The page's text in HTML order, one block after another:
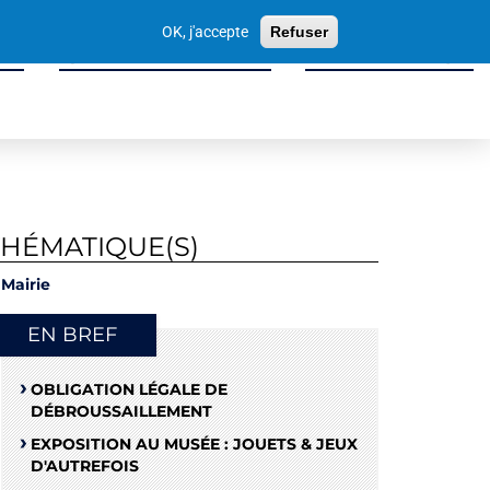
OK, j'accepte Refuser
Sport, Culture & Loisirs Tissu Économique
Mairie
EN BREF
OBLIGATION LÉGALE DE
DÉBROUSSAILLEMENT
EXPOSITION AU MUSÉE : JOUETS & JEUX
D'AUTREFOIS